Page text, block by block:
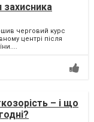
захисника
черговий курс
центрі після
– і що